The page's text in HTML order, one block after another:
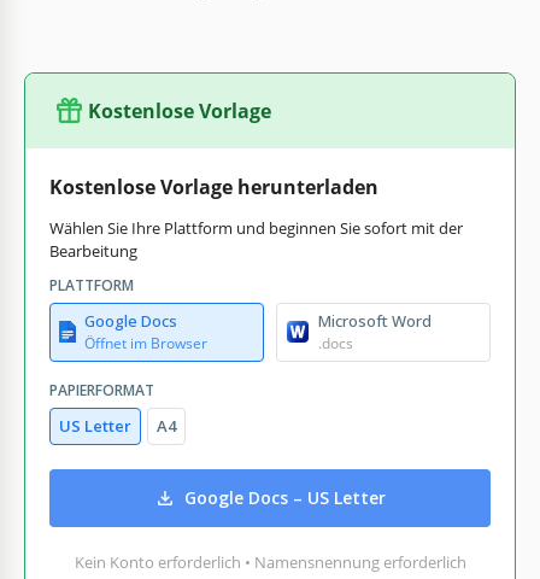
Kostenlose Vorlage
Kostenlose Vorlage herunterladen
Wählen Sie Ihre Plattform und beginnen Sie sofort mit der
Bearbeitung
PLATTFORM
Google Docs
Öffnet im Browser
Microsoft Word
.docs
PAPIERFORMAT
US Letter A4
Google Docs – US Letter
Kein Konto erforderlich • Namensnennung erforderlich